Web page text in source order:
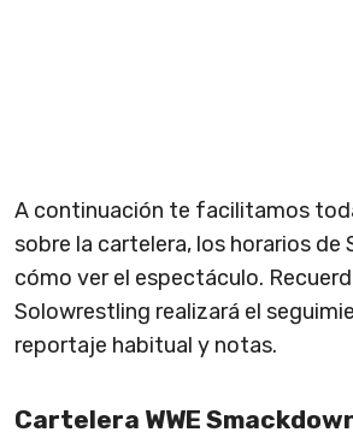
A continuación te facilitamos
sobre la cartelera, los horarios de
cómo ver el espectáculo.
Solowrestling realizará el
reportaje habitual y notas.
Cartelera WWE